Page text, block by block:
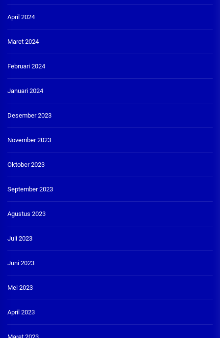
April 2024
Maret 2024
Februari 2024
Januari 2024
Desember 2023
November 2023
Oktober 2023
September 2023
Agustus 2023
Juli 2023
Juni 2023
Mei 2023
April 2023